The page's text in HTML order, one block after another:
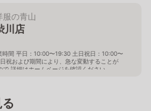
服の青山
川店
間 平日：10:00〜19:30 土日祝日：10:00〜
祝および期間により、急な変動することが
で 詳細はホームページを確認ください